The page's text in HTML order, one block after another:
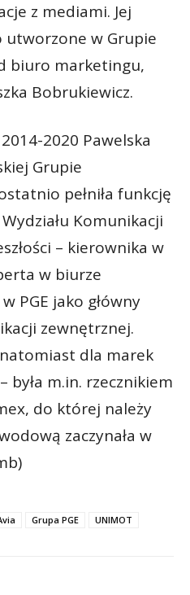
z mediami. Jej
w Grupie
biuro marketingu,
Bobrukiewicz.
2020 Pawelska
Grupie
pełniła funkcję
Komunikacji
– kierownika w
w biurze
PGE jako główny
zewnętrznej.
dla marek
była m.in. rzecznikiem
do której należy
zaczynała w
Grupa PGE UNIMOT